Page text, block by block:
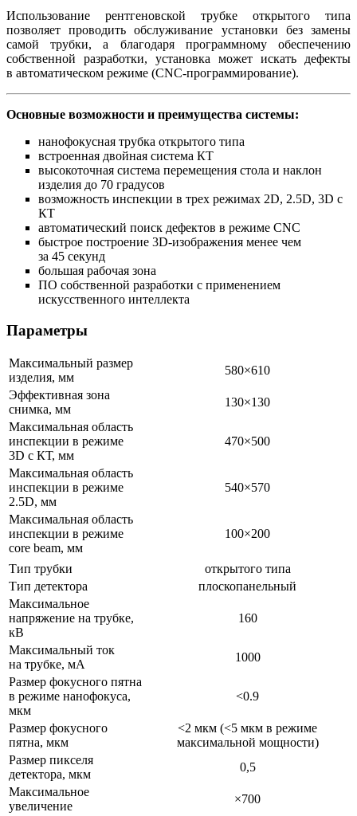
Использование рентгеновской трубке открытого типа
позволяет проводить обслуживание установки без замены
самой трубки, а благодаря программному обеспечению
собственной разработки, установка может искать дефекты
в автоматическом режиме (CNC-программирование).
Основные возможности и преимущества системы:
нанофокусная трубка открытого типа
встроенная двойная система КТ
высокоточная система перемещения стола и наклон
изделия до 70 градусов
возможность инспекции в трех режимах 2D, 2.5D, 3D с
КТ
автоматический поиск дефектов в режиме CNC
быстрое построение 3D-изображения менее чем
за 45 секунд
большая рабочая зона
ПО собственной разработки с применением
искусственного интеллекта
Параметры
Максимальный размер
изделия, мм
580×610
Эффективная зона
снимка, мм
130×130
Максимальная область
инспекции в режиме
3D с КТ, мм
470×500
Максимальная область
инспекции в режиме
2.5D, мм
540×570
Максимальная область
инспекции в режиме
core beam, мм
100×200
Тип трубки
открытого типа
Тип детектора
плоскопанельный
Максимальное
напряжение на трубке,
кВ
160
Максимальный ток
на трубке, мА
1000
Размер фокусного пятна
в режиме нанофокуса,
мкм
<0.9
Размер фокусного
пятна, мкм
<2 мкм (<5 мкм в режиме
максимальной мощности)
Размер пикселя
детектора, мкм
0,5
Максимальное
увеличение
×700